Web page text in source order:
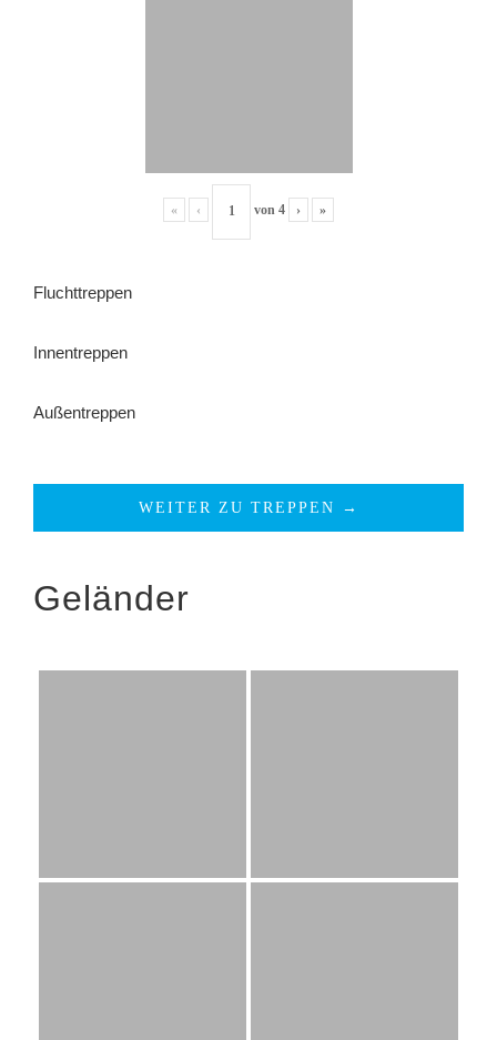
« ‹ von 4 › »
Fluchttreppen
Innentreppen
Außentreppen
WEITER ZU TREPPEN →
Geländer